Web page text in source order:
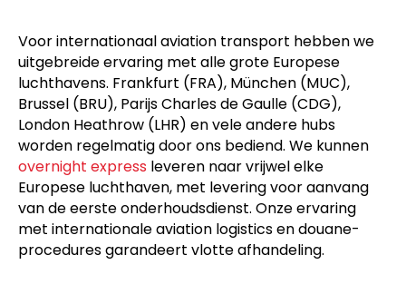
Voor internationaal aviation transport hebben we
uitgebreide ervaring met alle grote Europese
luchthavens. Frankfurt (FRA), München (MUC),
Brussel (BRU), Parijs Charles de Gaulle (CDG),
London Heathrow (LHR) en vele andere hubs
worden regelmatig door ons bediend. We kunnen
overnight express leveren naar vrijwel elke
Europese luchthaven, met levering voor aanvang
van de eerste onderhoudsdienst. Onze ervaring
met internationale aviation logistics en douane-
procedures garandeert vlotte afhandeling.